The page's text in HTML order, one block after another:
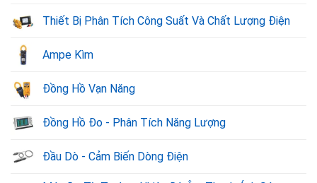
Thiết Bị Phân Tích Công Suất Và Chất Lượng Điện
Ampe Kìm
Đồng Hồ Vạn Năng
Đồng Hồ Đo - Phân Tích Năng Lượng
Đầu Dò - Cảm Biến Dòng Điện